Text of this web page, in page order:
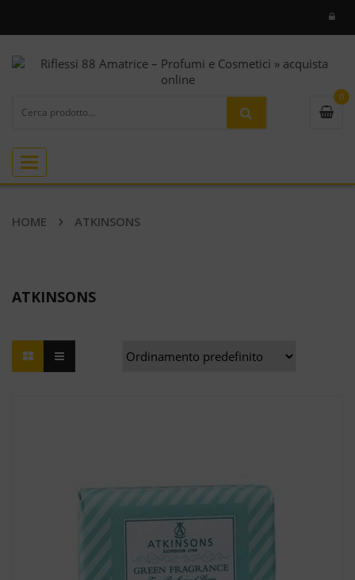
0
Toggle
navigation
HOME ATKINSONS
ATKINSONS